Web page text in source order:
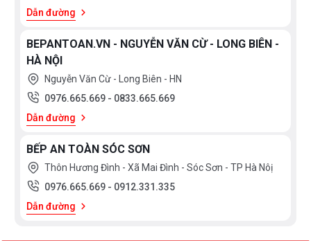
hiển thị qua đèn Led sắc nét để bạn điều chỉnh cho
các chức năng nấu thông minh là: tính năng tạm dừng,
hâm nóng, chiên xào, đun nước, hấp hầm.
Bếp từ Binova BI-808TL thiết kế bảng điều khiển
dạng trượt Slider Control cùng các tiện ích được
cài đặt sẵn. Siêu nhạy, dễ dàng sử dụng và phù
Dẫn đường
BEPANTOAN.VN - NGUYỄN VĂN CỪ - LONG BIÊN -
HÀ NỘI
Nguyễn Văn Cừ - Long Biên - HN
0976.665.669 - 0833.665.669
Dẫn đường
BẾP AN TOÀN SÓC SƠN
Thôn Hương Đình - Xã Mai Đình - Sóc Sơn - TP Hà Nôị
0976.665.669 - 0912.331.335
Dẫn đường